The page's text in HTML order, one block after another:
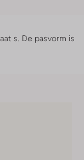
s. De pasvorm is